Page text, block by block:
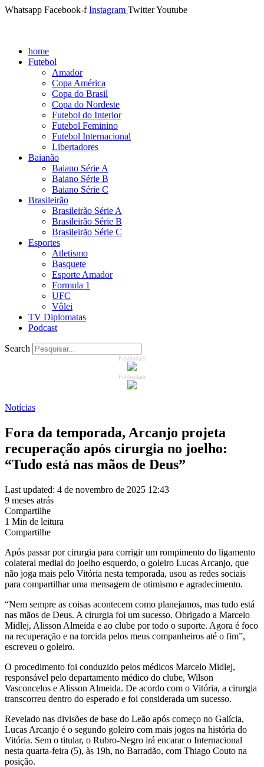
Whatsapp Facebook-f Instagram TwitterYoutube
home
Futebol
Amador
Copa América
Copa do Brasil
Copa do Nordeste
Futebol do Interior
Futebol Feminino
Futebol Internacional
Libertadores
Baianão
Baiano Série A
Baiano Série B
Baiano Série C
Brasileirão
Brasileirão Série A
Brasileirão Série B
Brasileirão Série C
Esportes
Atletismo
Basquete
Esporte Amador
Formula 1
UFC
Vôlei
TV Diplomatas
Podcast
Search
Publicidade
Publicidade
Notícias
Fora da temporada, Arcanjo projeta
recuperação após cirurgia no joelho:
“Tudo está nas mãos de Deus”
Last updated: 4 de novembro de 2025 12:43
9 meses atrás
Compartilhe
1 Min de leitura
Compartilhe
Após passar por cirurgia para corrigir um rompimento do ligamento
colateral medial do joelho esquerdo, o goleiro Lucas Arcanjo, que
não joga mais pelo Vitória nesta temporada, usou as redes sociais
para compartilhar uma mensagem de otimismo e agradecimento.
“Nem sempre as coisas acontecem como planejamos, mas tudo está
nas mãos de Deus. A cirurgia foi um sucesso. Obrigado a Marcelo
Midlej, Alisson Almeida e ao clube por todo o suporte. Agora é foco
na recuperação e na torcida pelos meus companheiros até o fim”,
escreveu o goleiro.
O procedimento foi conduzido pelos médicos Marcelo Midlej,
responsável pelo departamento médico do clube, Wilson
Vasconcelos e Alisson Almeida. De acordo com o Vitória, a cirurgia
transcorreu dentro do esperado e foi considerada um sucesso.
Revelado nas divisões de base do Leão após começo no Galícia,
Lucas Arcanjo é o segundo goleiro com mais jogos na história do
Vitória. Sem o titular, o Rubro-Negro irá encarar o Internacional
nesta quarta-feira (5), às 19h, no Barradão, com Thiago Couto na
posição.